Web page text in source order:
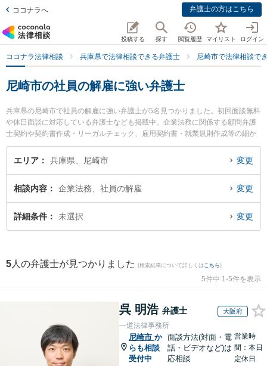
ココナラへ 弁護士の方はこちら
投稿する 探す 閲覧履歴 マイリスト ログイン
ココナラ法律相談 兵庫県で法律相談できる弁護士 尼崎市で法律相談で
尼崎市の社員の解雇に強い弁護士
兵庫県の尼崎市で社員の解雇に強い弁護士が5名見つかりました。初回面談無料
や休日面談に対応している弁護士なども掲載中。企業法務に関係する顧問弁護
士契約や契約書作成・リーガルチェック、雇用契約書・就業規則作成等の細か
な分野での絞り込み検索もでき便利です。特にエイト法律事務所の西山 勝博弁
護士や清藤法律事務所の清藤 律司弁護士、太田川口法律事務所の太田 吉彦弁護
い』『社員の解雇のトラブル解決の実績豊富な近くの弁護士を検索したい』
『初回相談無料で社員の解雇を法律相談できる尼崎市内の弁護士に相談予約し
たい』などでお困りの相談者さんにおすすめです。
エリア 兵庫県、尼崎市 変更
相談内容 企業法務、社員の解雇 変更
詳細条件 未選択 変更
5 人の弁護士が見つかりました (検索結果について詳しくは こちら)
5件中 1-5件を表示
呉 明浩 弁護士 大阪府
一道法律事務所
尼崎市 か
らも相談
受付中
面談方法(対面・電
話・ビデオなど)は
応相談
営業時
間：本日
定休日